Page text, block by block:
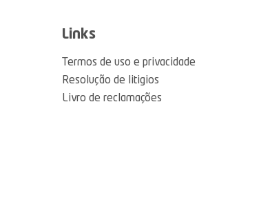
Links
Termos de uso e privacidade
Resolução de litigios
Livro de reclamações